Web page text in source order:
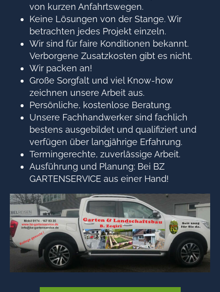
von kurzen Anfahrtswegen.
Keine Lösungen von der Stange. Wir
betrachten jedes Projekt einzeln.
Wir sind für faire Konditionen bekannt.
Verborgene Zusatzkosten gibt es nicht.
Wir packen an!
Große Sorgfalt und viel Know-how
zeichnen unsere Arbeit aus.
Persönliche, kostenlose Beratung.
Unsere Fachhandwerker sind fachlich
bestens ausgebildet und qualifiziert und
verfügen über langjährige Erfahrung.
Termingerechte, zuverlässige Arbeit.
Ausführung und Planung: Bei BZ
GARTENSERVICE aus einer Hand!